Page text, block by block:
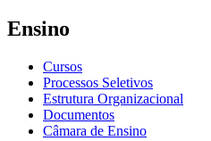
Ensino
Cursos
Processos Seletivos
Estrutura Organizacional
Documentos
Câmara de Ensino